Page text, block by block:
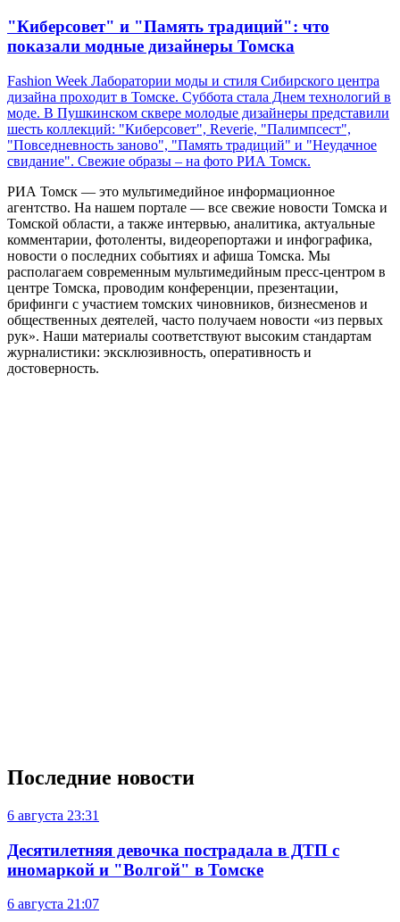
"Киберсовет" и "Память традиций": что
показали модные дизайнеры Томска
Fashion Week Лаборатории моды и стиля Сибирского центра
дизайна проходит в Томске. Суббота стала Днем технологий в
моде. В Пушкинском сквере молодые дизайнеры представили
шесть коллекций: "Киберсовет", Reverie, "Палимпсест",
"Повседневность заново", "Память традиций" и "Неудачное
свидание". Свежие образы – на фото РИА Томск.
РИА Томск — это мультимедийное информационное
агентство. На нашем портале — все свежие новости Томска и
Томской области, а также интервью, аналитика, актуальные
комментарии, фотоленты, видеорепортажи и инфографика,
новости о последних событиях и афиша Томска. Мы
располагаем современным мультимедийным пресс-центром в
центре Томска, проводим конференции, презентации,
брифинги с участием томских чиновников, бизнесменов и
общественных деятелей, часто получаем новости «из первых
рук». Наши материалы соответствуют высоким стандартам
журналистики: эксклюзивность, оперативность и
достоверность.
Последние новости
6 августа 23:31
Десятилетняя девочка пострадала в ДТП с
иномаркой и "Волгой" в Томске
6 августа 21:07